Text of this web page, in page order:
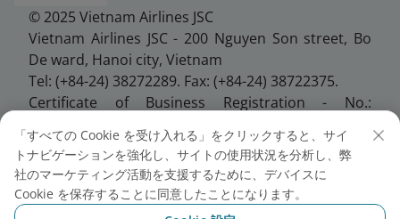
© 2025 Vietnam Airlines JSC
Vietnam Airlines JSC - 200 Nguyen Son street, Bo
De ward, Hanoi city, Vietnam
Tel: (+84-24) 38272289. Fax: (+84-24) 38722375.
Certificate of Business Registration - No.:
2010, the 10th registration of changes made on 24
July 2025.
日本支社
「すべての Cookie を受け入れる」をクリックすると、サイ
トナビゲーションを強化し、サイトの使用状況を分析し、弊
社のマーケティング活動を支援するために、デバイスに
Cookie を保存することに同意したことになります。